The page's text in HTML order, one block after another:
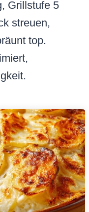
Grillstufe 5
streuen,
top.